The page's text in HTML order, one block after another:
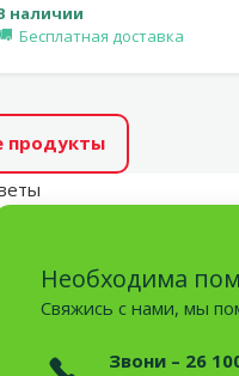
наличии
Бесплатная доставка
продукты
Необходима
Свяжись с нами, мы
Звони – 26